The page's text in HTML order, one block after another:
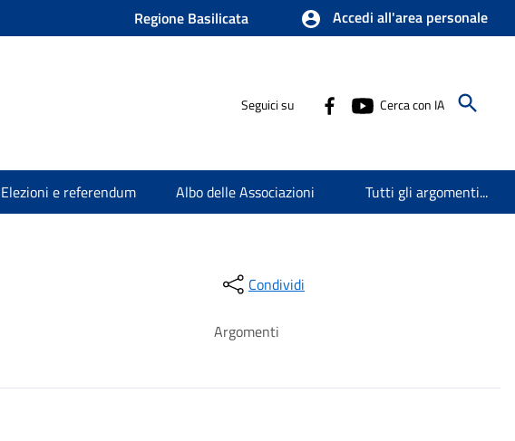
Regione Basilicata Accedi all'area personale
Seguici su Cerca con IA
Elezioni e referendum Albo delle Associazioni Tutti gli argomenti...
Condividi
Argomenti